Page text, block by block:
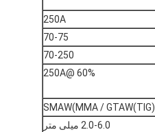
250A
70-75
70-250
60% @250A
SMAW(MMA / GTAW(TIG)
2.0-6.0 میلی متر